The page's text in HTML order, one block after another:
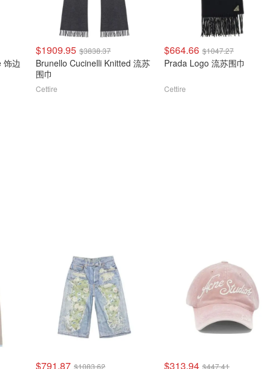
饰边
$1909.95 $3838.37
Brunello Cucinelli Knitted 流苏
围巾
Cettire
$664.66 $1047.27
Prada Logo 流苏围巾
Cettire
$791.87 $1083.62 $313.94 $447.41